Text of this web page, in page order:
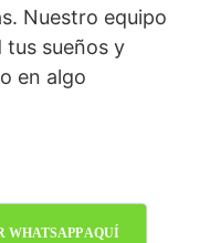
Nuestro equipo
tus sueños y
en algo
WHATSAPP AQUÍ